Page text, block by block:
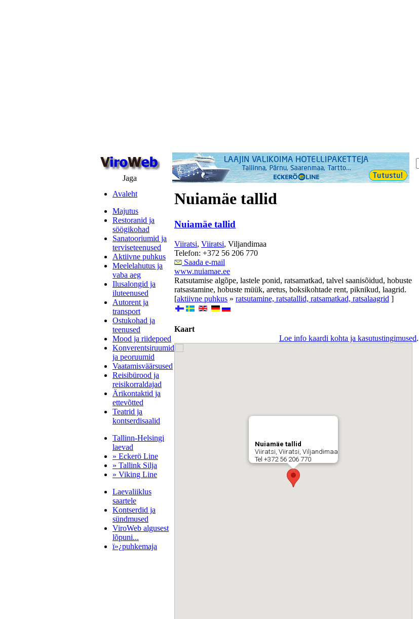
Jaga
Avaleht
Majutus
Restoranid ja
söögikohad
Sanatooriumid ja
terviseteenused
Aktiivne puhkus
Meelelahutus ja
vaba aeg
Ilusalongid ja
iluteenused
Autorent ja
transport
Ostukohad ja
teenused
Mood ja riidepoed
Konverentsiruumid
ja peoruumid
Vaatamisväärsused
Reisibürood ja
reisikorraldajad
Ärikontaktid ja
ettevõtted
Teatrid ja
kontserdisaalid
Tallinn-Helsingi
laevad
» Eckerö Line
» Tallink Silja
» Viking Line
Laevaliiklus
saartele
Kontserdid ja
sündmused
ViroWeb algusest
lõpuni...
ï»¿puhkemaja
Nuiamäe tallid
Nuiamäe tallid
Viiratsi, Viiratsi, Viljandimaa
Telefon: +372 56 206 770
Saada e-mail
www.nuiamae.ee
Ratsutamise algõpe, lastele ponid, ratsamatkad, talvel saanisõidud, hobuste
ratsastamine, hobuste müük, aretus, boksikohtade rent, piknikud, laagrid.
[aktiivne puhkus » ratsutamine, ratsatallid, ratsamatkad, ratsalaagrid ]
Kaart
Loe info kaardi kohta ja kasutustingimused.
Nuiamäe tallid
Viiratsi, Viiratsi, Viljandimaa
Tel +372 56 206 770